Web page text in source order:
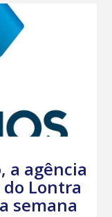
a agência
do Lontra
semana